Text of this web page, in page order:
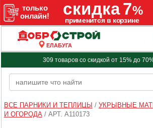
ЕЛАБУГА
309 товаров со скидкой от 15% до
ВСЕ ПАРНИКИ И ТЕПЛИЦЫ / УКРЫВНЫЕ
И ОГОРОДА/ АРТ. A110173